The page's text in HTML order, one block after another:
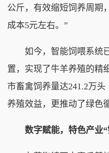
公斤，有效缩短饲养周期
成本5元左右。”
如今，智能饲喂系统
置，实现了牛羊养殖的精
市畜禽饲养量达241.2万
养殖效益，更推动了绿色
数字赋能，特色产业